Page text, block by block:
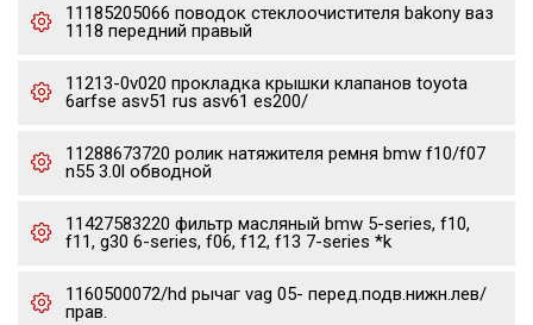
11185205066 поводок стеклоочистителя bakony ваз
1118 передний правый
11213-0v020 прокладка крышки клапанов toyota
6arfse asv51 rus asv61 es200/
11288673720 ролик натяжителя ремня bmw f10/f07
n55 3.0l обводной
11427583220 фильтр масляный bmw 5-series, f10,
f11, g30 6-series, f06, f12, f13 7-series *k
1160500072/hd рычаг vag 05- перед.подв.нижн.лев/
прав.